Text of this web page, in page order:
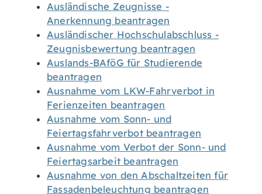
Ausländische Zeugnisse -
Anerkennung beantragen
Ausländischer Hochschulabschluss -
Zeugnisbewertung beantragen
Auslands-BAföG für Studierende
beantragen
Ausnahme vom LKW-Fahrverbot in
Ferienzeiten beantragen
Ausnahme vom Sonn- und
Feiertagsfahrverbot beantragen
Ausnahme vom Verbot der Sonn- und
Feiertagsarbeit beantragen
Ausnahme von den Abschaltzeiten für
Fassadenbeleuchtung beantragen